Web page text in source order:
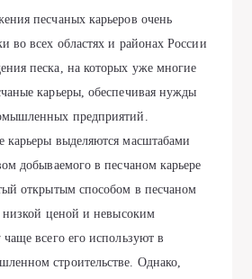
песчаных карьеров очень
во всех областях и районах России
песка, на которых уже многие
карьеры, обеспечивая нужды
предприятий.
карьеры выделяются масштабами
добываемого в песчаном карьере
открытым способом в песчаном
низкой ценой и невысоким
всего его используют в
строительстве. Однако,